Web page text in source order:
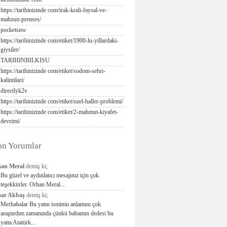
https://tarihinizinde com/irak-krali-faysal-ve-
mahzun-prenses/
pocketsnw
https://tarihinizinde com/etiket/1900-lu-yillardaki-
giysiler/
TARIHINBILKISU
https://tarihinizinde com/etiket/sodom-sehri-
kalintilari/
directlyk2v
https://tarihinizinde com/etiket/ozel-haller-problemi/
https://tarihinizinde com/etiket/2-mahmut-kiyafet-
devrimi/
Yorumlar
Meral demiş ki;
Bu güzel ve aydınlatıcı mesajınız için çok
teşekkürler. Orhan Meral...
Akbaş demiş ki;
Merhabalar Bu yatın isminin anlamını çok
araştırdım zamanında çünkü babamın dedesi bu
yatta Atatürk...